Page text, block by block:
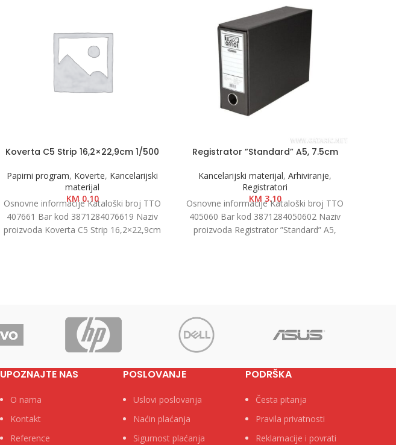
Koverta C5 Strip 16,2×22,9cm 1/500
Papirni program, Koverte, Kancelarijski
materijal
KM0.10
Osnovne informacije Kataloški broj TTO
407661 Bar kod 3871284076619 Naziv
proizvoda Koverta C5 Strip 16,2×22,9cm
Registrator ”Standard” A5, 7.5cm
Kancelarijski materijal, Arhiviranje,
Registratori
KM3.10
Osnovne informacije Kataloški broj TTO
405060 Bar kod 3871284050602 Naziv
proizvoda Registrator ”Standard” A5,
UPOZNAJTE NAS
O nama
Kontakt
Reference
POSLOVANJE
Uslovi poslovanja
Naćin plaćanja
Sigurnost plaćanja
PODRŠKA
Česta pitanja
Pravila privatnosti
Reklamacije i povrati